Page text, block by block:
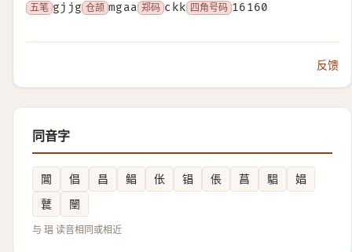
五笔 gjjg 仓颉 mgaa 郑码 ckk 四角号码 16160
反馈
同音字
閶 倡 昌 鲳 伥 锠 倀 菖 䮖
娼
鼚
闛
与 琩 读音相同或相近